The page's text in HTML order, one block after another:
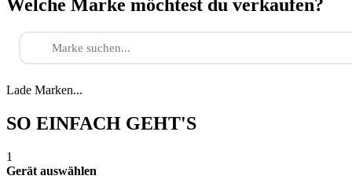
Welche Marke möchtest du verkaufen?
Lade Marken...
SO EINFACH GEHT'S
1
Gerät auswählen